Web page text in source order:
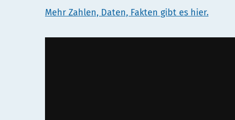
Mehr Zahlen, Daten, Fakten gibt es hier.